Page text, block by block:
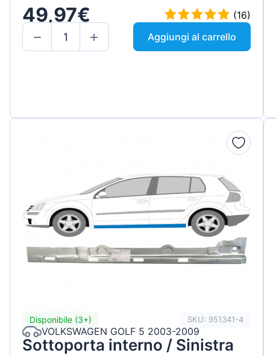
49,97€
(16)
Aggiungi al carrello
Disponibile (3+) SKU: 951341-4
VOLKSWAGEN GOLF 5 2003-2009
Sottoporta interno / Sinistra